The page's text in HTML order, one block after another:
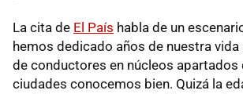
La cita de El País habla de un
hemos dedicado años de nuestra
de conductores en núcleos apartados
ciudades conocemos bien. Quizá la